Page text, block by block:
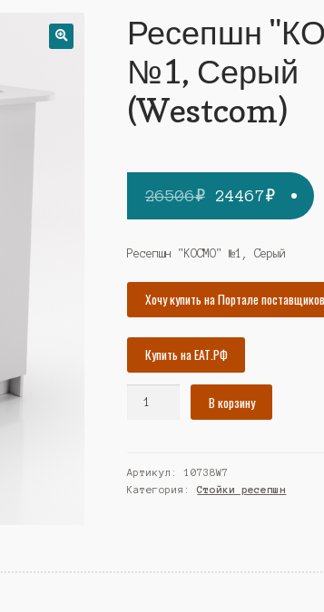
Ресепшн
№1, Серый
(Westcom)
26506₽
цена
составляла
26506₽.
24467₽
цена:
Ресепшн "КОСМО" №1, Серый
Хочу купить на Портале поставщиков
Купить на ЕАТ.РФ
№1,
Серый
В корзину
Артикул:10738W7
Категория:Стойки ресепшн